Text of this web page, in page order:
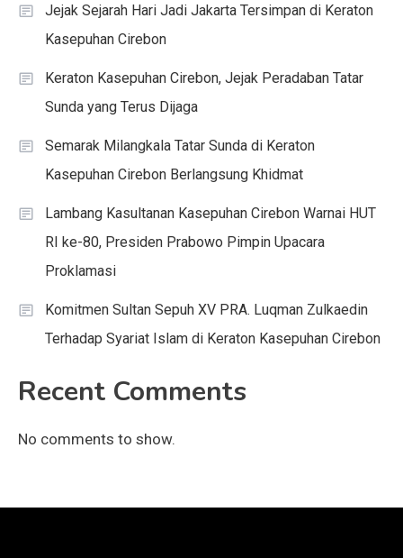
Jejak Sejarah Hari Jadi Jakarta Tersimpan di Keraton
Kasepuhan Cirebon
Keraton Kasepuhan Cirebon, Jejak Peradaban Tatar
Sunda yang Terus Dijaga
Semarak Milangkala Tatar Sunda di Keraton
Kasepuhan Cirebon Berlangsung Khidmat
Lambang Kasultanan Kasepuhan Cirebon Warnai HUT
RI ke-80, Presiden Prabowo Pimpin Upacara
Proklamasi
Komitmen Sultan Sepuh XV PRA. Luqman Zulkaedin
Terhadap Syariat Islam di Keraton Kasepuhan Cirebon
Recent Comments
No comments to show.